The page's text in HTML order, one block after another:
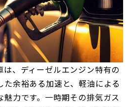
、ディーゼルエンジン特有の
余裕ある加速と、軽油による
力です。一時期その排気ガス